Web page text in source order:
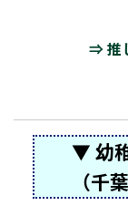
⇒ 推
▼ 幼
（千